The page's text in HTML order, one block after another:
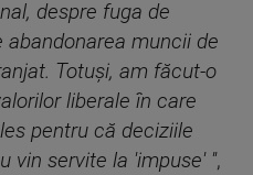
despre fuga de
muncii de
Totuşi, am făcut-o
liberale în care
pentru că deciziile
vin servite la 'impuse' '',